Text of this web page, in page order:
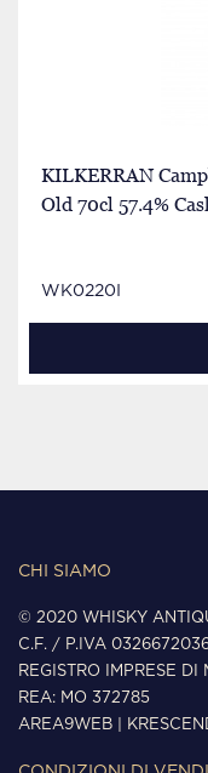
KILKERRAN
Old 70cl 57.4%
WK0220I
CHI SIAMO
© 2020 WHISKY
C.F. / P.IVA
REGISTRO IMPRESE DI
REA: MO 372785
AREA9WEB